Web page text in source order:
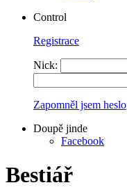
Control
Registrace
Nick:
Zapomněl jsem heslo
Doupě jinde
Facebook
Bestiář